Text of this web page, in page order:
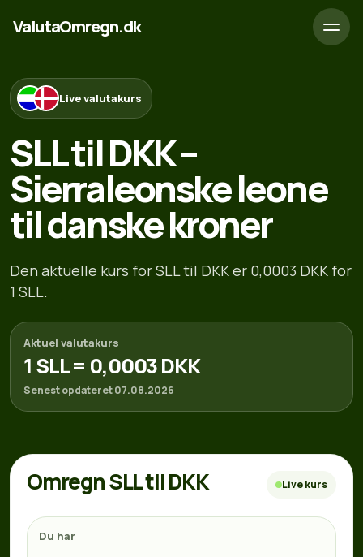
ValutaOmregn.dk
Live valutakurs
SLL til DKK –
Sierraleonske leone
til danske kroner
Den aktuelle kurs for SLL til DKK er 0,0003 DKK for
1 SLL.
Aktuel valutakurs
1 SLL = 0,0003 DKK
Senest opdateret 07.08.2026
Omregn SLL til DKK Live kurs
Du har